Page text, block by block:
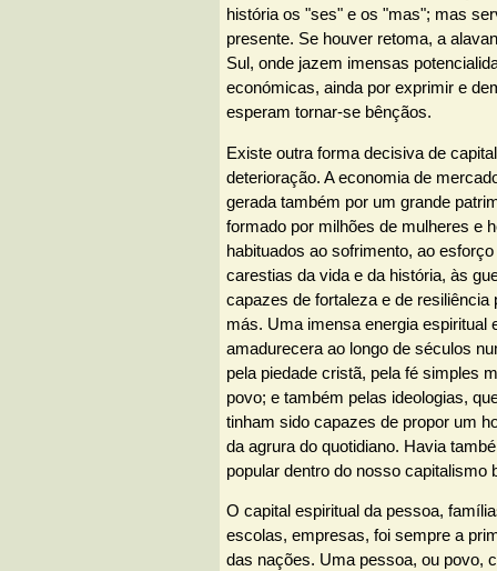
história os "ses" e os "mas"; mas
presente. Se houver retoma, a
Sul, onde jazem imensas
económicas, ainda por exprimir e
esperam tornar-se bênçãos.
Existe outra forma decisiva de
deterioração. A economia de
gerada também por um grande
formado por milhões de mulheres e
habituados ao sofrimento, ao
carestias da vida e da história, às
capazes de fortaleza e de resiliência
más. Uma imensa energia espiritual
amadurecera ao longo de séculos
pela piedade cristã, pela fé simples
povo; e também pelas ideologias,
tinham sido capazes de propor um
da agrura do quotidiano. Havia
popular dentro do nosso capitalismo
O capital espiritual da pessoa,
escolas, empresas, foi sempre a
das nações. Uma pessoa, ou povo,